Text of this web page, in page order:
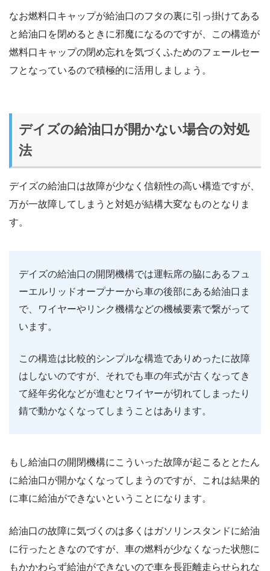
なお燃料口キャップが給油口のフタの裏に引っ掛けてある
と給油口を閉めるときに邪魔になるのですが、この構造が
燃料口キャップの閉め忘れを気づくふためのフェールセー
フとなっているので積極的に活用しましょう。
デイズの給油口が開かない場合の対処
法
デイズの給油口は故障が少なく信頼性の高い構造ですが、
万が一故障してしまうと対処が結構大変なものとなりま
す。
デイズの給油口の開閉機構では運転席の脇にあるフュ
ーエルリッドオープナーから車の後部にある給油口ま
で、ワイヤーやリンク機構などの機械要素で繋がって
います。
この構造は比較的シンプルな構造でありめったに故障
はしないのですが、それでも車の年式が古くなってき
て経年劣化などが進むとワイヤーが切れてしまったり
錆で動かなくなってしまうことはあります。
もし給油口の開閉機構にこういった故障が起こるととたん
に給油口が開かなくなってしまうのですが、これは結果的
に車に給油ができないということになります。
給油口の故障に気づくのは多くはガソリンスタンドに給油
に行ったときなのですが、車の燃料が少なくなった状態に
もかかわらず給油ができないので車を長距離走らせられな